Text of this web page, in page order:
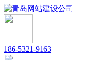
186-5321-9163